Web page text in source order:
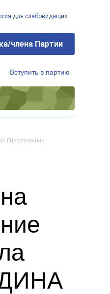
для слабовидящих
члена Партии
Вступить в партию
Программы: